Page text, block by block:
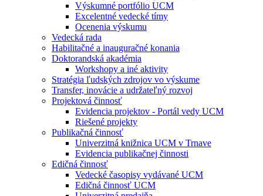
Výskumné portfólio UCM
Excelentné vedecké tímy
Ocenenia výskumu
Vedecká rada
Habilitačné a inauguračné konania
Doktorandská akadémia
Workshopy a iné aktivity
Stratégia ľudských zdrojov vo výskume
Transfer, inovácie a udržateľný rozvoj
Projektová činnosť
Evidencia projektov - Portál vedy UCM
Riešené projekty
Publikačná činnosť
Univerzitná knižnica UCM v Trnave
Evidencia publikačnej činnosti
Edičná činnosť
Vedecké časopisy vydávané UCM
Edičná činnosť UCM